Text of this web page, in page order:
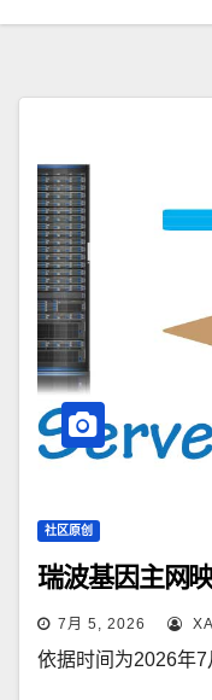
社区原创
瑞波基因主网
7月 5, 2026
依据时间为2026年